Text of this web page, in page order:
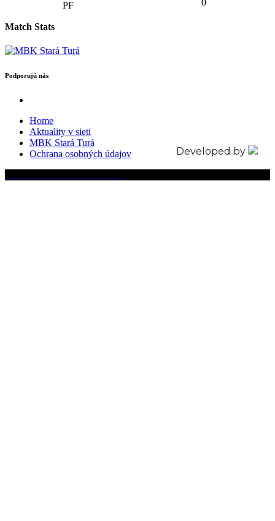
Match Stats
Podporujú nás
Home
Aktuality v sieti
MBK Stará Turá
Ochrana osobných údajov
Developed by